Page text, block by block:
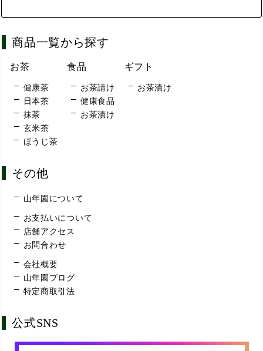
商品一覧から探す
お茶
健康茶
日本茶
抹茶
玄米茶
ほうじ茶
食品
お茶請け
健康食品
お茶漬け
ギフト
お茶漬け
その他
山年園について
お支払いについて
店舗アクセス
お問合わせ
会社概要
山年園ブログ
特定商取引法
公式SNS